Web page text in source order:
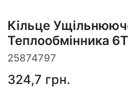
Кільце
Теплообмінника
25874797
324,7 грн.